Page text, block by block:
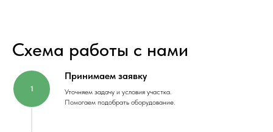
Схема работы с нами
Принимаем заявку
Уточняем задачу и условия участка.
Помогаем подобрать оборудование.